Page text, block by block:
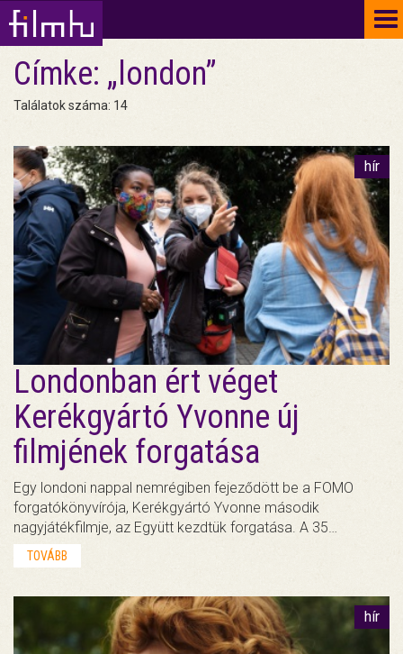
Címke: „london”
Találatok száma: 14
hír
Londonban ért véget
Kerékgyártó Yvonne új
filmjének forgatása
Egy londoni nappal nemrégiben fejeződött be a FOMO
forgatókönyvírója, Kerékgyártó Yvonne második
nagyjátékfilmje, az Együtt kezdtük forgatása. A 35…
TOVÁBB
hír